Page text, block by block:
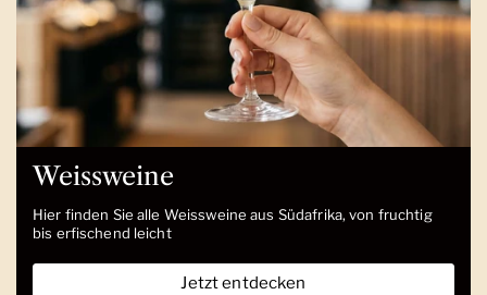
Weissweine
Hier finden Sie alle Weissweine aus Südafrika, von fruchtig
bis erfischend leicht
Jetzt entdecken